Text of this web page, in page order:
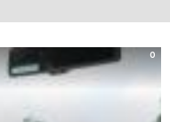
0